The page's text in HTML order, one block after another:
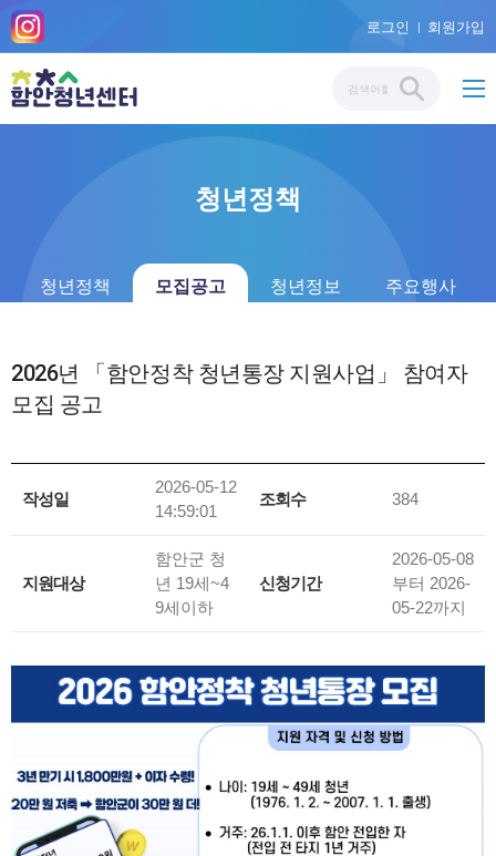
로그인 회원가입
청년정책
청년정책 모집공고 청년정보 주요행사
2026년 「함안정착 청년통장 지원사업」 참여자
모집 공고
작성일
2026-05-12
14:59:01
조회수 384
지원대상
함안군 청
년 19세~4
9세이하
신청기간
2026-05-08
부터 2026-
05-22까지